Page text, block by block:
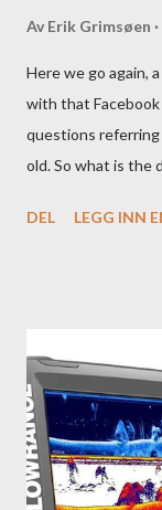
Av Erik Grimsøen
Here we go again,
with that
questions
old. So what is the
DEL
LEGG INN